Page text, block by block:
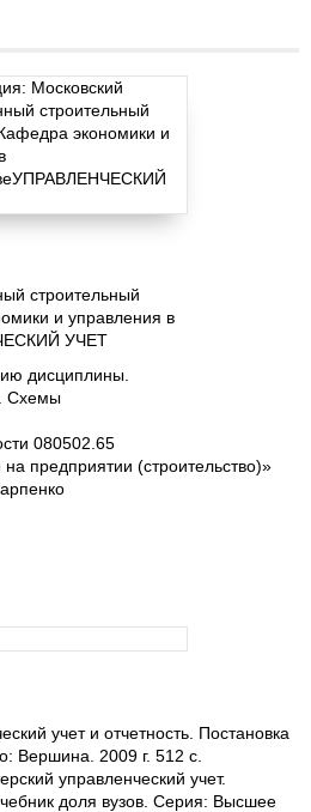
строительный
и управления в
УЧЕТ
дисциплины.
Схемы
080502.65
предприятии (строительство)»
учет и отчетность. Постановка
Вершина. 2009 г. 512 с.
управленческий учет.
доля вузов. Серия: Высшее